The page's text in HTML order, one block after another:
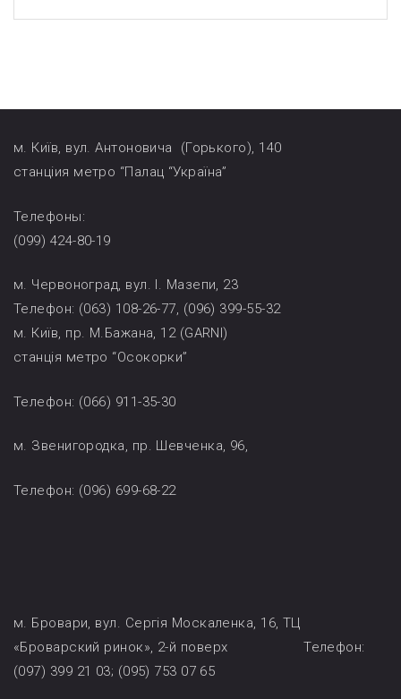
м. Київ, вул. Антоновича (Горького), 140
станціия метро “Палац “Україна”
Телефоны:
(099) 424-80-19
м. Червоноград, вул. І. Мазепи, 23
Телефон: (063) 108-26-77, (096) 399-55-32
м. Київ, пр. М.Бажана, 12 (GARNI)
станція метро “Осокорки”
Телефон: (066) 911-35-30
м. Звенигородка, пр. Шевченка, 96,
Телефон: (096) 699-68-22
м. Бровари, вул. Сергія Москаленка, 16, ТЦ
«Броварский ринок», 2-й поверх Телефон:
(097) 399 21 03; (095) 753 07 65